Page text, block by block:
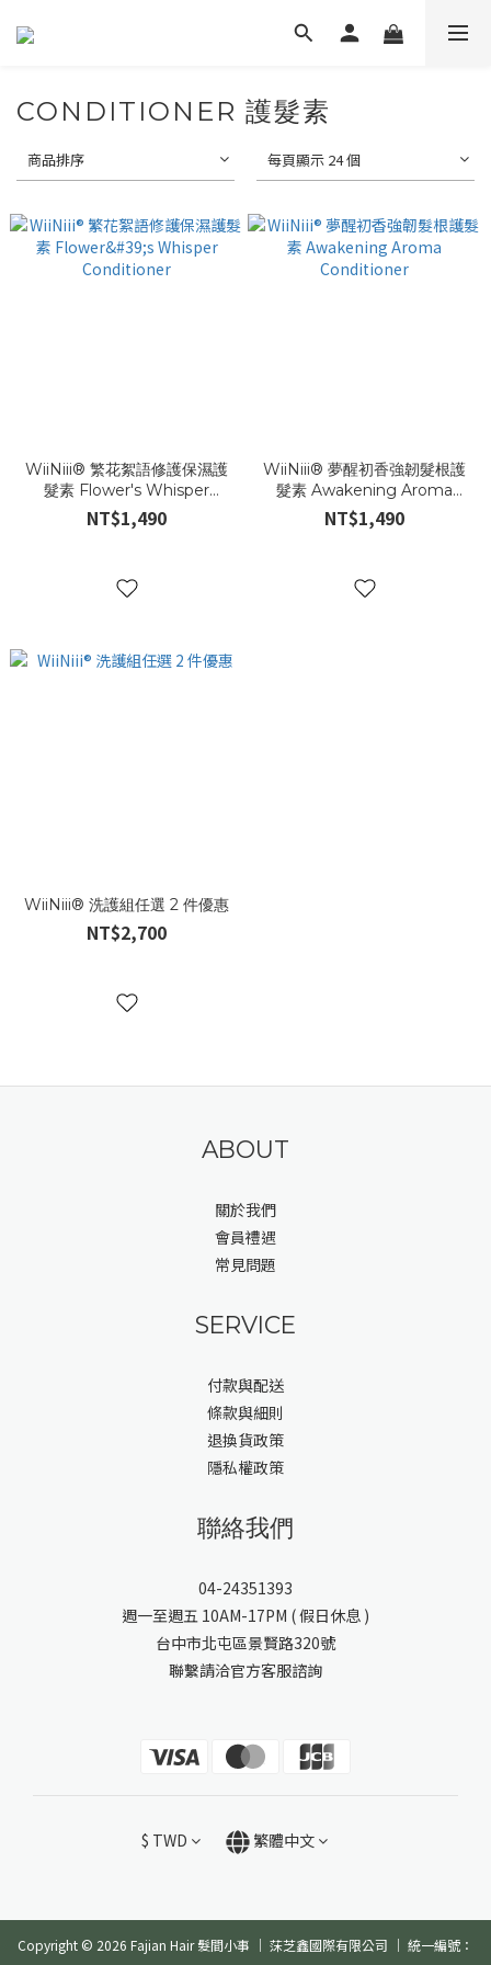
CONDITIONER 護髮素
商品排序 每頁顯示 24 個
WiiNiii® 繁花絮語修護保濕護
髮素 Flower's Whisper
Conditioner
NT$1,490
WiiNiii® 夢醒初香強韌髮根護
髮素 Awakening Aroma
Conditioner
NT$1,490
WiiNiii® 洗護組任選 2 件優惠
NT$2,700
ABOUT
關於我們
會員禮遇
常見問題
SERVICE
付款與配送
條款與細則
退換貨政策
隱私權政策
聯絡我們
04-24351393
週一至週五 10AM-17PM ( 假日休息 )
台中市北屯區景賢路320號
聯繫請洽官方客服諮詢
$ TWD 繁體中文
Copyright © 2026 Fajian Hair 髮間小事 ｜ 莯芝鑫國際有限公司 ｜ 統一編號：